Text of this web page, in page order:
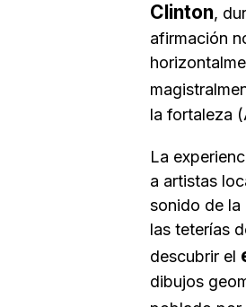
Clinton,
afirmación
la fortaleza
La
a artistas
sonido de la
las teterías
descubrir el
dibujos